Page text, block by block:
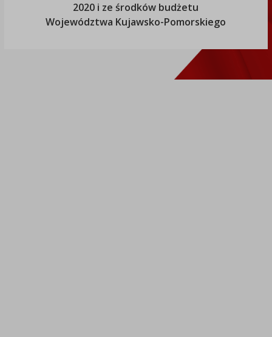
2020 i ze środków budżetu
Województwa Kujawsko-Pomorskiego